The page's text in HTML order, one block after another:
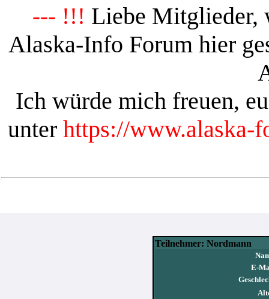
--- !!! Liebe Mitglieder,
Alaska-Info Forum hier
Ich würde mich freuen,
unter https://www.alaska-
Teilnehmer: Nordmann
E-